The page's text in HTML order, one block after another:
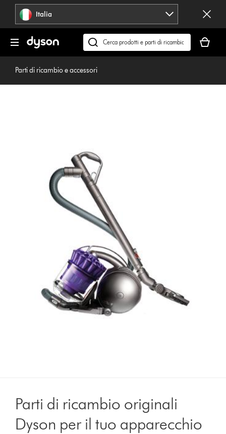
navigazione Italia
Cerca
su
dyson.it
carrello
è
Parti di ricambio e accessori
Parti di ricambio originali
Dyson per il tuo apparecchio